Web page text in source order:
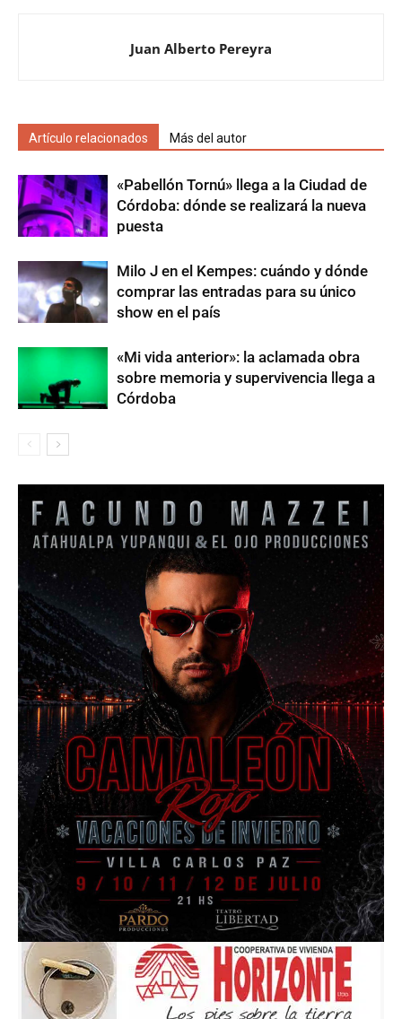
Juan Alberto Pereyra
Artículo relacionados Más del autor
«Pabellón Tornú» llega a la Ciudad de
Córdoba: dónde se realizará la nueva
puesta
Milo J en el Kempes: cuándo y dónde
comprar las entradas para su único
show en el país
«Mi vida anterior»: la aclamada obra
sobre memoria y supervivencia llega a
Córdoba